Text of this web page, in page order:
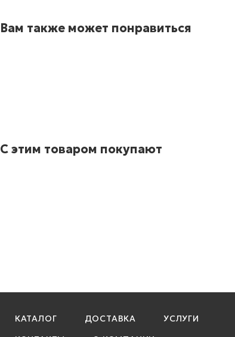
Вам также может понравиться
С этим товаром покупают
КАТАЛОГ ДОСТАВКА
УСЛУГИ